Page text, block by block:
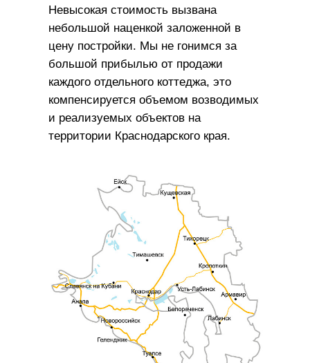
Невысокая стоимость вызвана
небольшой наценкой заложенной в
цену постройки. Мы не гонимся за
большой прибылью от продажи
каждого отдельного коттеджа, это
компенсируется объемом возводимых
и реализуемых объектов на
территории Краснодарского края.